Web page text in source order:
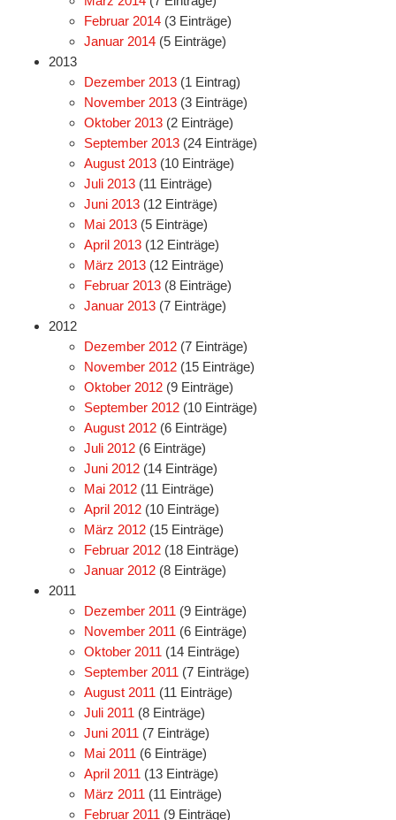
Februar 2014 (3 Einträge)
Januar 2014 (5 Einträge)
2013
Dezember 2013 (1 Eintrag)
November 2013 (3 Einträge)
Oktober 2013 (2 Einträge)
September 2013 (24 Einträge)
August 2013 (10 Einträge)
Juli 2013 (11 Einträge)
Juni 2013 (12 Einträge)
Mai 2013 (5 Einträge)
April 2013 (12 Einträge)
März 2013 (12 Einträge)
Februar 2013 (8 Einträge)
Januar 2013 (7 Einträge)
2012
Dezember 2012 (7 Einträge)
November 2012 (15 Einträge)
Oktober 2012 (9 Einträge)
September 2012 (10 Einträge)
August 2012 (6 Einträge)
Juli 2012 (6 Einträge)
Juni 2012 (14 Einträge)
Mai 2012 (11 Einträge)
April 2012 (10 Einträge)
März 2012 (15 Einträge)
Februar 2012 (18 Einträge)
Januar 2012 (8 Einträge)
2011
Dezember 2011 (9 Einträge)
November 2011 (6 Einträge)
Oktober 2011 (14 Einträge)
September 2011 (7 Einträge)
August 2011 (11 Einträge)
Juli 2011 (8 Einträge)
Juni 2011 (7 Einträge)
Mai 2011 (6 Einträge)
April 2011 (13 Einträge)
März 2011 (11 Einträge)
Februar 2011 (9 Einträge)